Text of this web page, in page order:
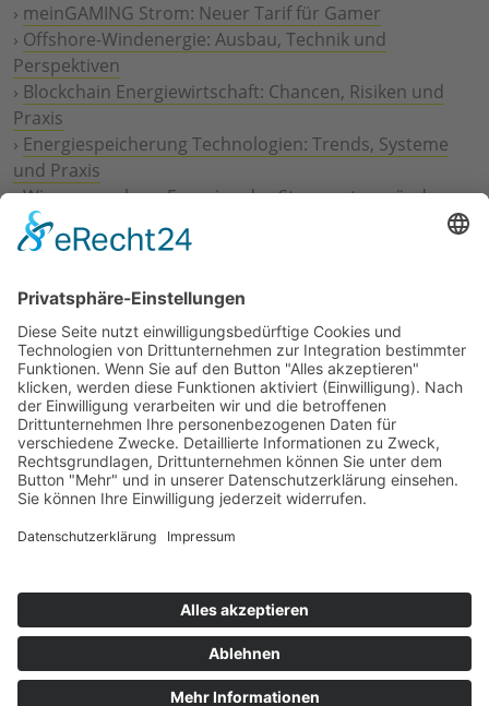
› meinGAMING Strom: Neuer Tarif für Gamer
› Offshore-Windenergie: Ausbau, Technik und
Perspektiven
› Blockchain Energiewirtschaft: Chancen, Risiken und
Praxis
› Energiespeicherung Technologien: Trends, Systeme
und Praxis
›Wie erneuerbare Energien das Stromnetz verändern
Digitalisierung Energiewirtschaft: Effizienz, Netze und
Prozesse
Geschäftsmodelle
›Vorstandswechsel Westenergie: Böddeling übernimmt
befristet
›Wasserstoff-Hochlauf: Dialog, Infrastruktur und
konkrete Schritte
›Solaranlage Regenbogenfarben: FC St. Pauli und
LichtBlick installieren erste weltweite Anlage
Jetzt an der STUDIE360 teilnehmen
Wir möchten Transparenz mit einheitlichen Kriterien
kostenlose Teilnahme wichtig. Die Ergebnisse werden
umgehend nach Teilnahme und Auswertung auf
unserer Webseite zur Verfügung gestellt.